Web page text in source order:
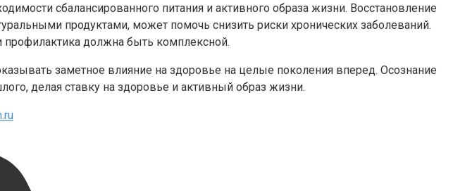
сбалансированного питания и активного образа жизни. Восстановление
продуктами, может помочь снизить риски хронических заболеваний.
должна быть комплексной.
заметное влияние на здоровье на целые поколения вперед. Осознание
делая ставку на здоровье и активный образ жизни.